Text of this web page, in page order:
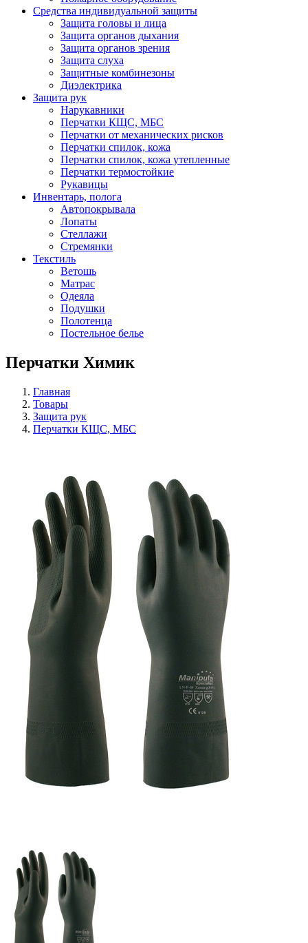
Средства индивидуальной защиты
Защита головы и лица
Защита органов дыхания
Защита органов зрения
Защита слуха
Защитные комбинезоны
Диэлектрика
Защита рук
Нарукавники
Перчатки КЩС, МБС
Перчатки от механических рисков
Перчатки спилок, кожа
Перчатки спилок, кожа утепленные
Перчатки термостойкие
Рукавицы
Инвентарь, полога
Автопокрывала
Лопаты
Стеллажи
Стремянки
Текстиль
Ветошь
Матрас
Одеяла
Подушки
Полотенца
Постельное белье
Перчатки Химик
Главная
Товары
Защита рук
Перчатки КЩС, МБС